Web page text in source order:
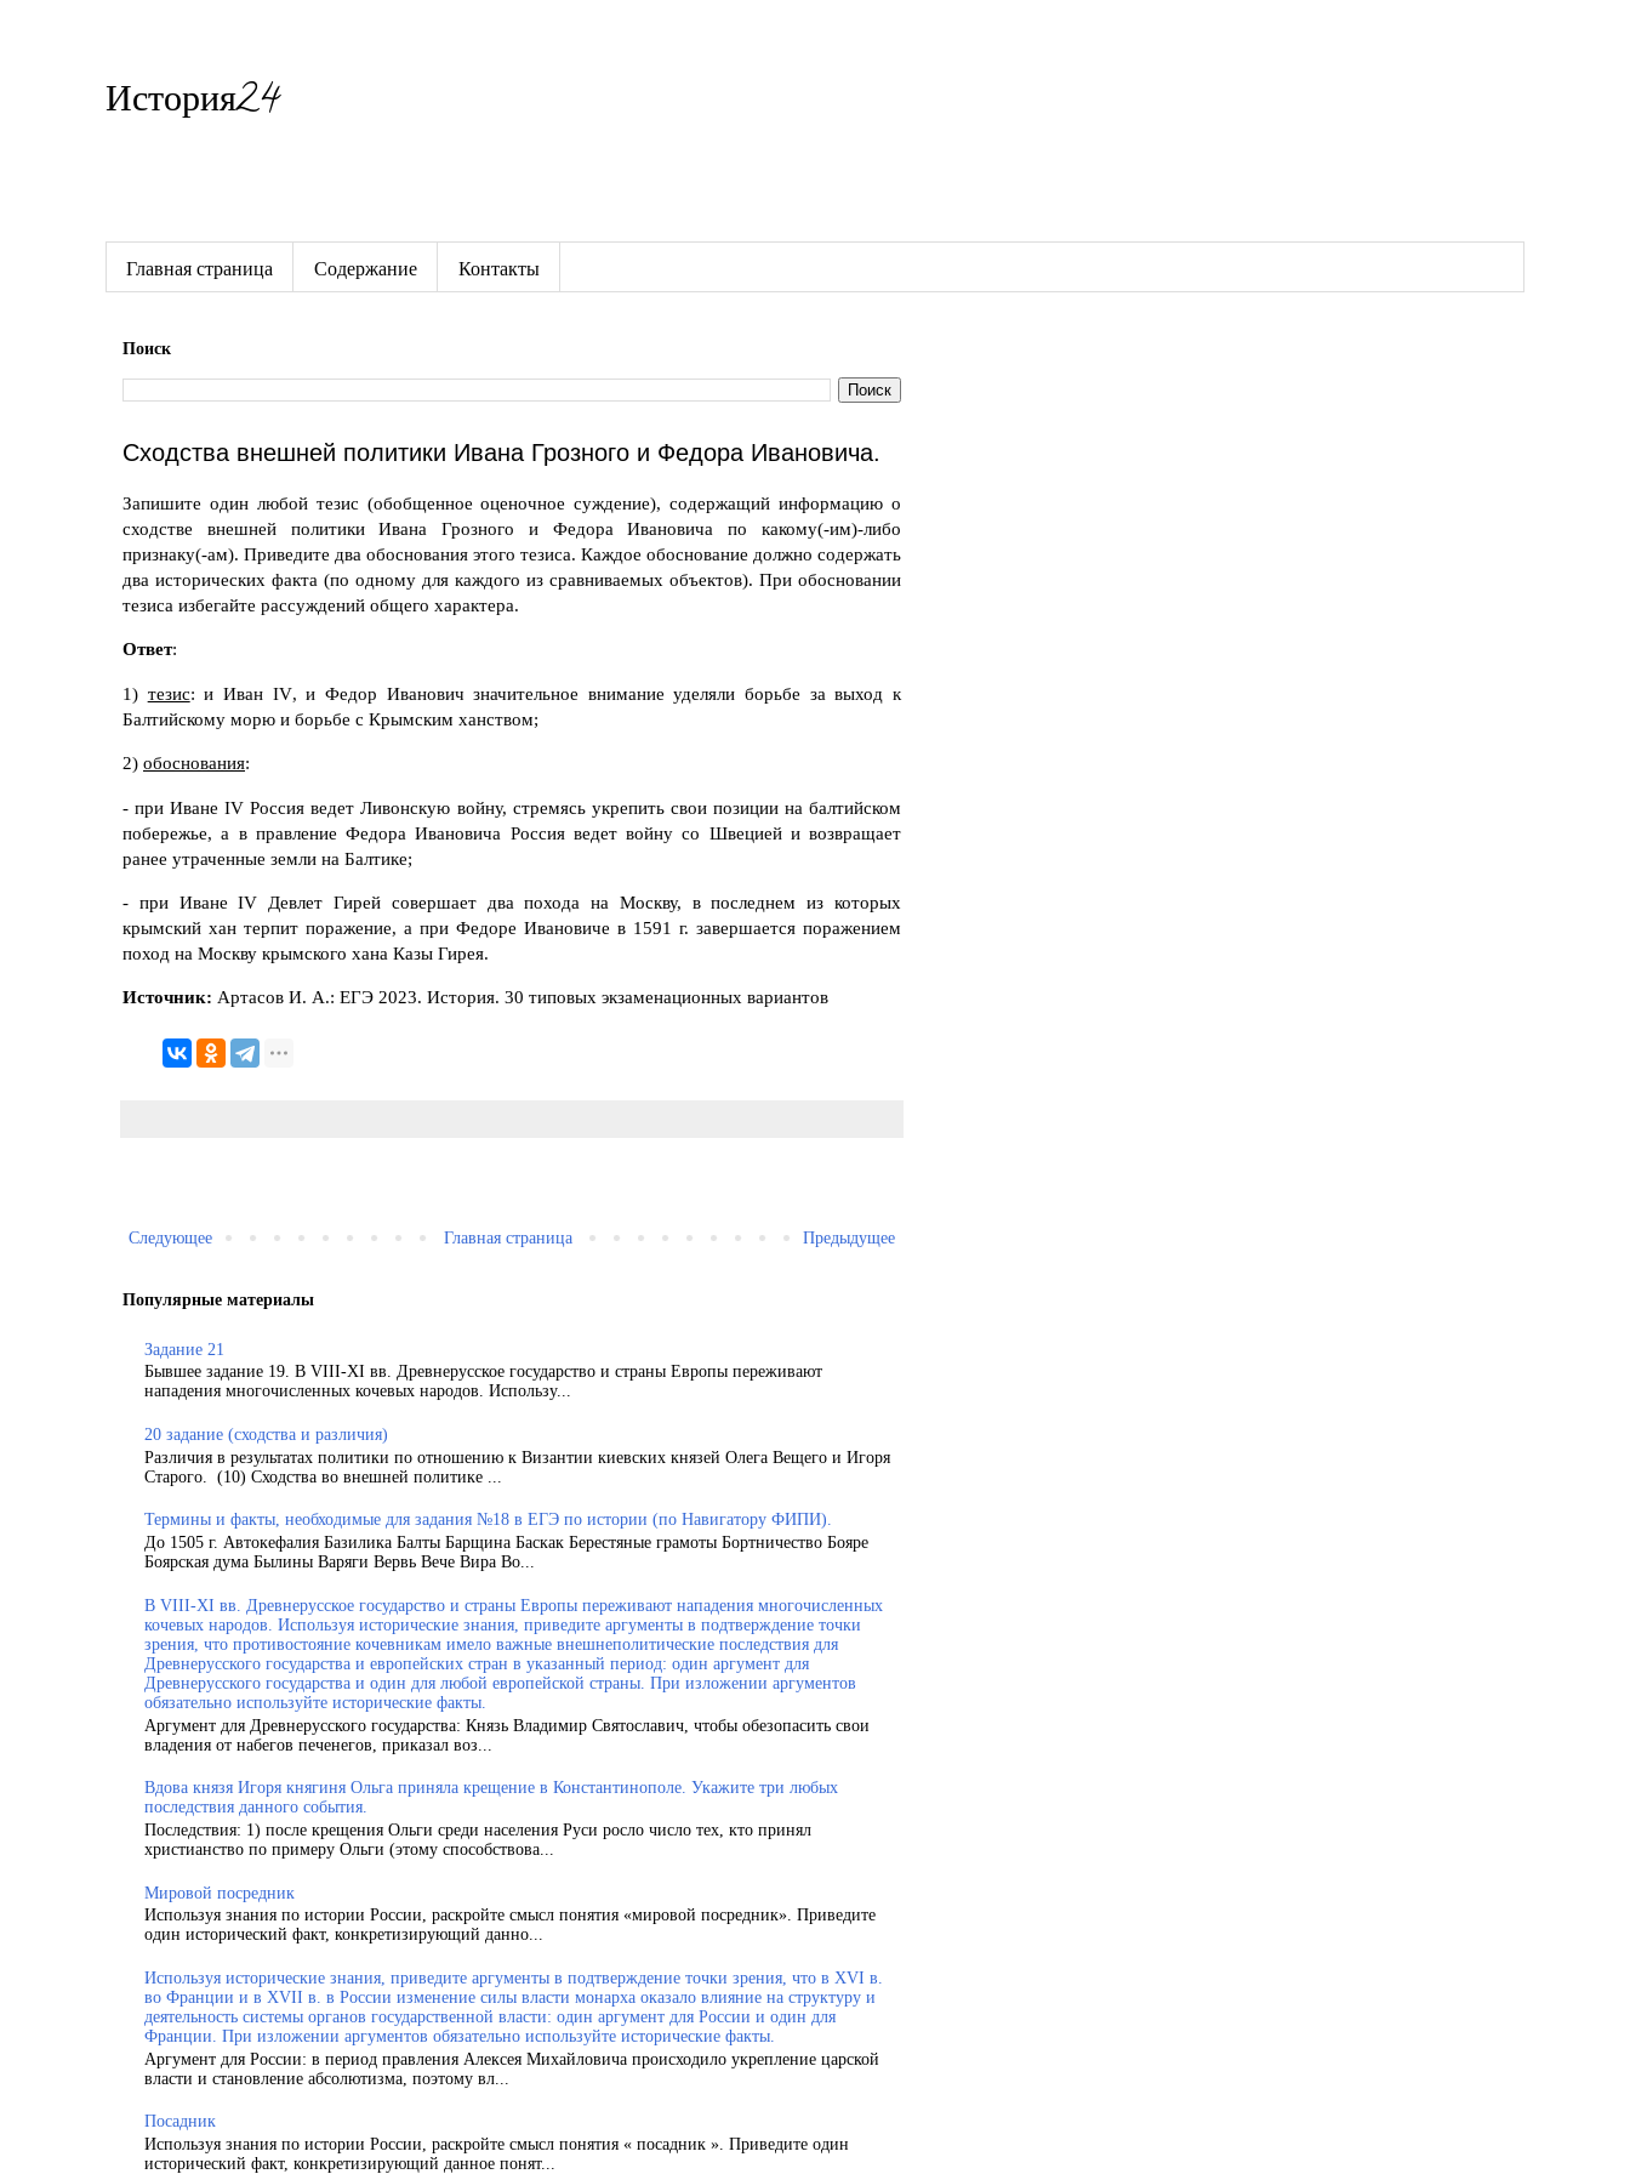
История24
Главная страница Содержание Контакты
Поиск
Сходства внешней политики Ивана Грозного и Федора Ивановича.
Запишите один любой тезис (обобщенное оценочное суждение), содержащий информацию о
сходстве внешней политики Ивана Грозного и Федора Ивановича по какому(-им)-либо
признаку(-ам). Приведите два обоснования этого тезиса. Каждое обоснование должно содержать
два исторических факта (по одному для каждого из сравниваемых объектов). При обосновании
тезиса избегайте рассуждений общего характера.
Ответ:
1) тезис: и Иван IV, и Федор Иванович значительное внимание уделяли борьбе за выход к
Балтийскому морю и борьбе с Крымским ханством;
2) обоснования:
- при ИванеIV Россия ведет Ливонскую войну, стремясь укрепить свои позиции на балтийском
побережье, а в правление Федора Ивановича Россия ведет войну со Швецией и возвращает
ранее утраченные земли на Балтике;
- при ИванеIV Девлет Гирей совершает два похода на Москву, в последнем из которых
крымский хан терпит поражение, а при Федоре Ивановиче в 1591 г. завершается поражением
поход на Москву крымского хана Казы Гирея.
Источник: Артасов И. А.: ЕГЭ 2023. История. 30 типовых экзаменационных вариантов
Следующее Предыдущее
Главная страница
Популярные материалы
Задание 21
Бывшее задание 19. В VIII-XI вв. Древнерусское государство и страны Европы переживают
нападения многочисленных кочевых народов. Использу...
20 задание (сходства и различия)
Различия в результатах политики по отношению к Византии киевских князей Олега Вещего и Игоря
Старого. (10) Сходства во внешней политике ...
Термины и факты, необходимые для задания №18 в ЕГЭ по истории (по Навигатору ФИПИ).
До 1505 г. Автокефалия Базилика Балты Барщина Баскак Берестяные грамоты Бортничество Бояре
Боярская дума Былины Варяги Вервь Вече Вира Во...
В VIII-XI вв. Древнерусское государство и страны Европы переживают нападения многочисленных
кочевых народов. Используя исторические знания, приведите аргументы в подтверждение точки
зрения, что противостояние кочевникам имело важные внешнеполитические последствия для
Древнерусского государства и европейских стран в указанный период: один аргумент для
Древнерусского государства и один для любой европейской страны. При изложении аргументов
обязательно используйте исторические факты.
Аргумент для Древнерусского государства: Князь Владимир Святославич, чтобы обезопасить свои
владения от набегов печенегов, приказал воз...
Вдова князя Игоря княгиня Ольга приняла крещение в Константинополе. Укажите три любых
последствия данного события.
Последствия: 1) после крещения Ольги среди населения Руси росло число тех, кто принял
христианство по примеру Ольги (этому способствова...
Мировой посредник
Используя знания по истории России, раскройте смысл понятия «мировой посредник». Приведите
один исторический факт, конкретизирующий данно...
Используя исторические знания, приведите аргументы в подтверждение точки зрения, что в XVI в.
во Франции и в XVII в. в России изменение силы власти монарха оказало влияние на структуру и
деятельность системы органов государственной власти: один аргумент для России и один для
Франции. При изложении аргументов обязательно используйте исторические факты.
Аргумент для России: в период правления Алексея Михайловича происходило укрепление царской
власти и становление абсолютизма, поэтому вл...
Посадник
Используя знания по истории России, раскройте смысл понятия « посадник ». Приведите один
исторический факт, конкретизирующий данное понят...